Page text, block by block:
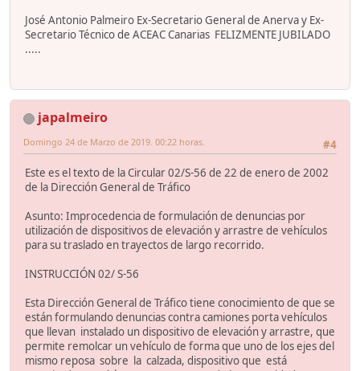
José Antonio Palmeiro Ex-Secretario General de Anerva y Ex-
Secretario Técnico de ACEAC Canarias FELIZMENTE JUBILADO
.....
japalmeiro
#4
Domingo 24 de Marzo de 2019. 00:22 horas.
Este es el texto de la Circular 02/S-56 de 22 de enero de 2002
de la Dirección General de Tráfico
Asunto: Improcedencia de formulación de denuncias por
utilización de dispositivos de elevación y arrastre de vehículos
para su traslado en trayectos de largo recorrido.
INSTRUCCIÓN 02/ S‐56
Esta Dirección General de Tráfico tiene conocimiento de que se
están formulando denuncias contra camiones porta vehículos
que llevan instalado un dispositivo de elevación y arrastre, que
permite remolcar un vehículo de forma que uno de los ejes del
mismo reposa sobre la calzada, dispositivo que está